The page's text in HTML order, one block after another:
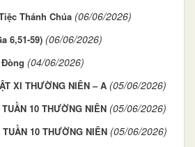
Thánh Chúa (06/06/2026)
6,51-59) (06/06/2026)
(04/06/2026)
XI THƯỜNG NIÊN – A (05/06/2026)
10 THƯỜNG NIÊN (05/06/2026)
10 THƯỜNG NIÊN (05/06/2026)